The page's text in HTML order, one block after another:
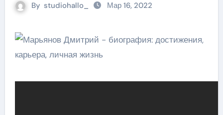
By studiohallo_ Мар 16, 2022